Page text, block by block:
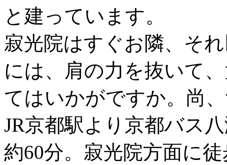
と建っています。
寂光院はすぐお隣、そ
には、肩の力を抜いて
てはいかがですか。尚
JR京都駅より京都バス
約60分。寂光院方面に